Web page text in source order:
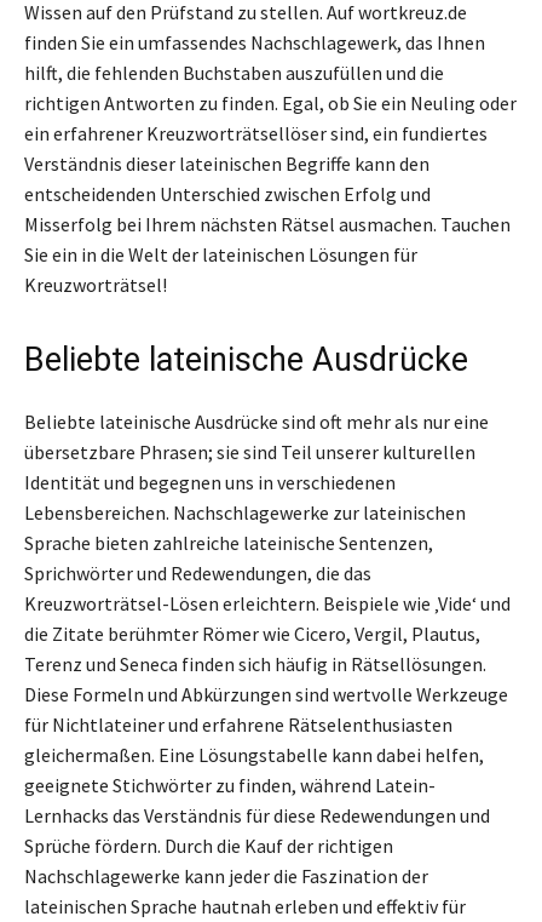
Wissen auf den Prüfstand zu stellen. Auf wortkreuz.de
finden Sie ein umfassendes Nachschlagewerk, das Ihnen
hilft, die fehlenden Buchstaben auszufüllen und die
richtigen Antworten zu finden. Egal, ob Sie ein Neuling oder
ein erfahrener Kreuzworträtsellöser sind, ein fundiertes
Verständnis dieser lateinischen Begriffe kann den
entscheidenden Unterschied zwischen Erfolg und
Misserfolg bei Ihrem nächsten Rätsel ausmachen. Tauchen
Sie ein in die Welt der lateinischen Lösungen für
Kreuzworträtsel!
Beliebte lateinische Ausdrücke
Beliebte lateinische Ausdrücke sind oft mehr als nur eine
übersetzbare Phrasen; sie sind Teil unserer kulturellen
Identität und begegnen uns in verschiedenen
Lebensbereichen. Nachschlagewerke zur lateinischen
Sprache bieten zahlreiche lateinische Sentenzen,
Sprichwörter und Redewendungen, die das
Kreuzworträtsel-Lösen erleichtern. Beispiele wie ‚Vide‘ und
die Zitate berühmter Römer wie Cicero, Vergil, Plautus,
Terenz und Seneca finden sich häufig in Rätsellösungen.
Diese Formeln und Abkürzungen sind wertvolle Werkzeuge
für Nichtlateiner und erfahrene Rätselenthusiasten
gleichermaßen. Eine Lösungstabelle kann dabei helfen,
geeignete Stichwörter zu finden, während Latein-
Lernhacks das Verständnis für diese Redewendungen und
Sprüche fördern. Durch die Kauf der richtigen
Nachschlagewerke kann jeder die Faszination der
lateinischen Sprache hautnah erleben und effektiv für